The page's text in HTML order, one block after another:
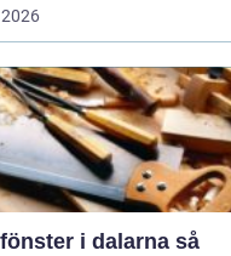
i dalarna så